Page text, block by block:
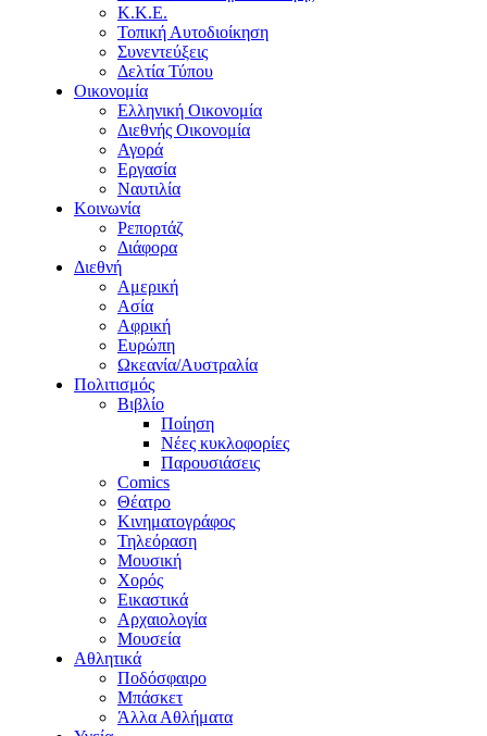
Κ.Κ.Ε.
Τοπική Αυτοδιοίκηση
Συνεντεύξεις
Δελτία Τύπου
Οικονομία
Ελληνική Οικονομία
Διεθνής Οικονομία
Αγορά
Εργασία
Ναυτιλία
Κοινωνία
Ρεπορτάζ
Διάφορα
Διεθνή
Αμερική
Ασία
Αφρική
Ευρώπη
Ωκεανία/Αυστραλία
Πολιτισμός
Βιβλίο
Ποίηση
Νέες κυκλοφορίες
Παρουσιάσεις
Comics
Θέατρο
Κινηματογράφος
Τηλεόραση
Μουσική
Χορός
Εικαστικά
Αρχαιολογία
Μουσεία
Αθλητικά
Ποδόσφαιρο
Μπάσκετ
Άλλα Αθλήματα